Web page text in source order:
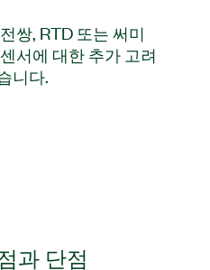
쌍, RTD 또는 써미
서에 대한 추가 고려
니다.
과 단점